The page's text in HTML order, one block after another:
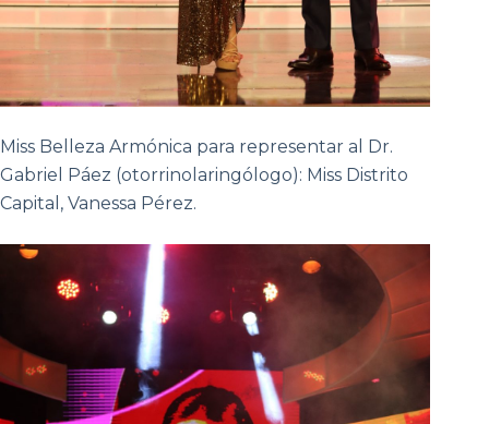
Miss Belleza Armónica para representar al Dr.
Gabriel Páez (otorrinolaringólogo): Miss Distrito
Capital, Vanessa Pérez.